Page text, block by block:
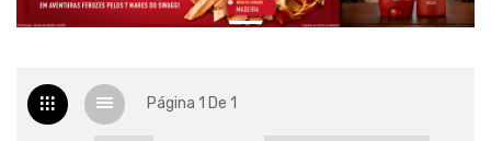
Página 1 De 1